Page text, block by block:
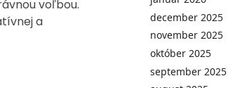
voľbou.
a
december 2025
november 2025
október 2025
september 2025